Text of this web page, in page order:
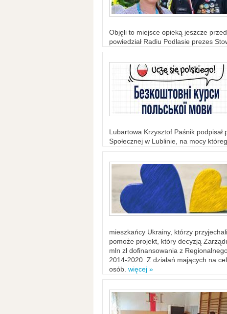
Objęli to miejsce opieką jeszcze
powiedział Radiu Podlasie prezes
Lubartowa Krzysztof Paśnik
Społecznej w Lublinie, na mocy
mieszkańcy Ukrainy, którzy
pomoże projekt, który decyzją
mln zł dofinansowania z
2014-2020. Z działań mających na
osób. więcej »